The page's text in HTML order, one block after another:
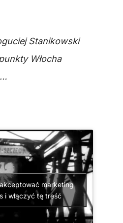
Stanikowski
Włocha
marketing
i włączyć tę treść